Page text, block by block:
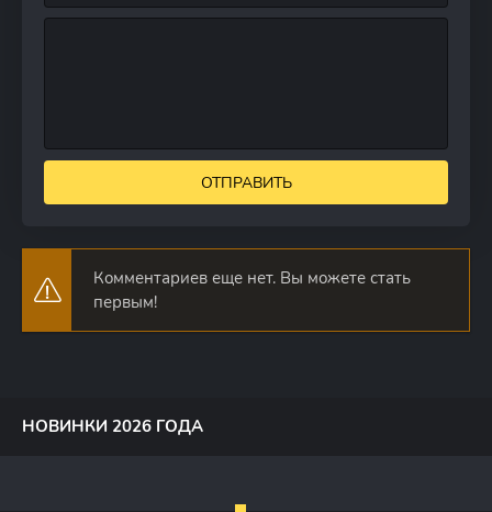
ОТПРАВИТЬ
Комментариев еще нет. Вы можете стать
первым!
НОВИНКИ 2026 ГОДА